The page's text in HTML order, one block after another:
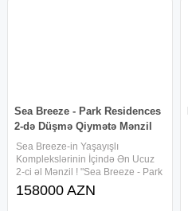
Sea Breeze - Park Residences
2-də Düşmə Qiymətə Mənzil
Sea Breeze-in Yaşayışlı
Komplekslərinin İçində Ən Ucuz
2-ci əl Mənzil ! "Sea Breeze - Park
Residences 2" Layihəsində
Dəyərindən Çox Aşağı Qiymətə
158000 AZN